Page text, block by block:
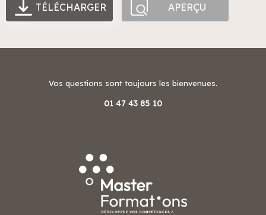
TÉLÉCHARGER APERÇU
Vos questions sont toujours les bienvenues.
01 47 43 85 10